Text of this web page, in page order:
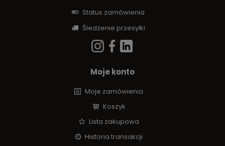
Status zamówienia
Śledzenie przesyłki
Moje konto
Moje zamówienia
Koszyk
Lista zakupowa
Historia transakcji